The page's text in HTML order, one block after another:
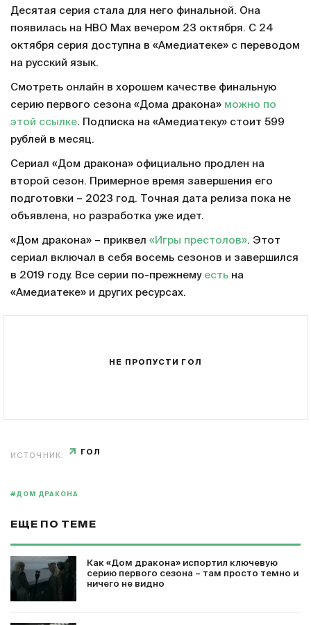
Десятая серия стала для него финальной. Она
появилась на HBO Max вечером 23 октября. С 24
октября серия доступна в «Амедиатеке» с переводом
на русский язык.
Смотреть онлайн в хорошем качестве финальную
серию первого сезона «Дома дракона» можно по
этой ссылке. Подписка на «Амедиатеку» стоит 599
рублей в месяц.
Сериал «Дом дракона» официально продлен на
второй сезон. Примерное время завершения его
подготовки – 2023 год. Точная дата релиза пока не
объявлена, но разработка уже идет.
«Дом дракона» – приквел «Игры престолов». Этот
сериал включал в себя восемь сезонов и завершился
в 2019 году. Все серии по-прежнему есть на
«Амедиатеке» и других ресурсах.
НЕ ПРОПУСТИ ГОЛ
ИСТОЧНИК: ГОЛ
#ДОМ ДРАКОНА
ЕЩЕ ПО ТЕМЕ
Как «Дом дракона» испортил ключевую
серию первого сезона – там просто темно и
ничего не видно